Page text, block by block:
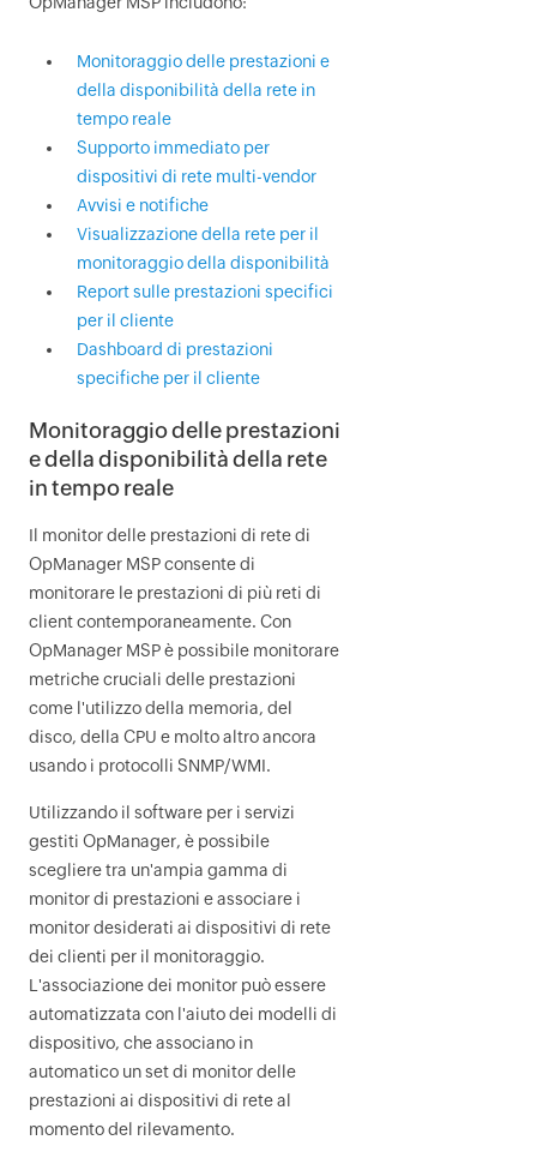
Monitoraggio delle prestazioni e
della disponibilità della rete in
tempo reale
Supporto immediato per
dispositivi di rete multi-vendor
Avvisi e notifiche
Visualizzazione della rete per il
monitoraggio della disponibilità
Report sulle prestazioni specifici
per il cliente
Dashboard di prestazioni
specifiche per il cliente
Monitoraggio delle prestazioni
e della disponibilità della rete
in tempo reale
Il monitor delle prestazioni di rete di
OpManager MSPconsente di
monitorare le prestazioni di più reti di
client contemporaneamente. Con
OpManager MSPè possibile monitorare
metriche cruciali delle prestazioni
come l'utilizzo della memoria, del
disco, della CPU e molto altro ancora
usando i protocolli SNMP/WMI.
Utilizzando il software per i servizi
gestiti OpManager, è possibile
scegliere tra un'ampia gamma di
monitor di prestazioni e associare i
monitor desiderati ai dispositivi di rete
dei clienti per il monitoraggio.
L'associazione dei monitor può essere
automatizzata con l'aiuto dei modelli di
dispositivo, che associano in
automatico un set di monitor delle
prestazioni ai dispositivi di rete al
momento del rilevamento.